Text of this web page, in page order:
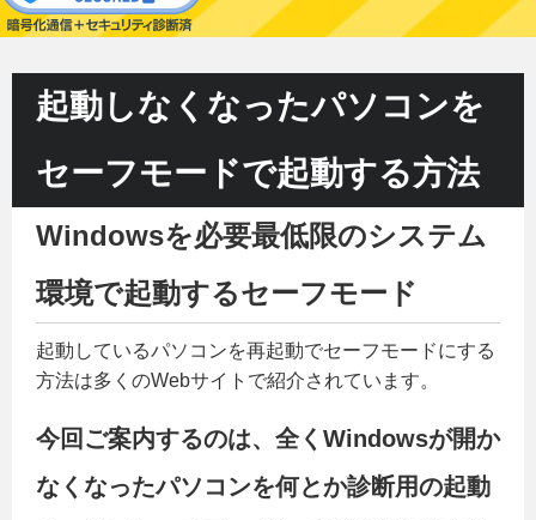
起動しなくなったパソコンを
セーフモードで起動する方法
Windowsを必要最低限のシステム
環境で起動するセーフモード
起動しているパソコンを再起動でセーフモードにする
方法は多くのWebサイトで紹介されています。
今回ご案内するのは、全くWindowsが開か
なくなったパソコンを何とか診断用の起動